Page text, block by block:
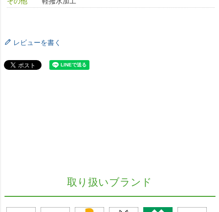
レビューを書く
取り扱いブランド